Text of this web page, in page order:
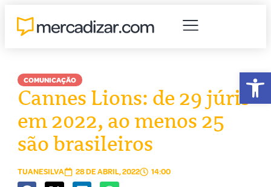
COMUNICAÇÃO
Cannes Lions: de 29 júris
em 2022, ao menos 25
são brasileiros
TUANESILVA 28 DE ABRIL, 2022 14:00